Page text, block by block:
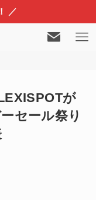
／
が
セール祭り